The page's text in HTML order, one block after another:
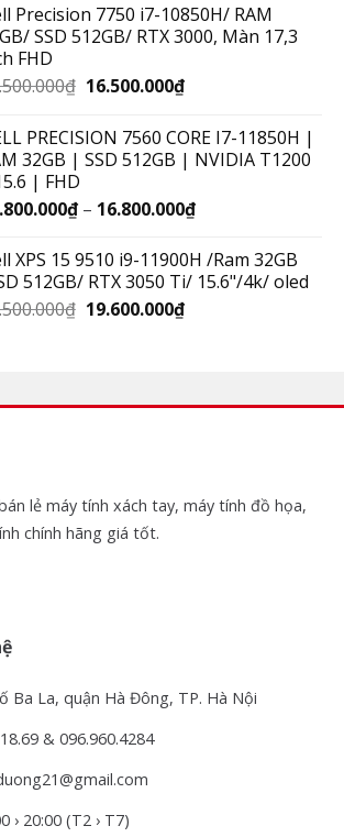
Precision 7750 i7-10850H/ RAM
SSD 512GB/ RTX 3000, Màn 17,3
FHD
₫ 16.500.000₫
PRECISION 7560 CORE I7-11850H |
32GB | SSD 512GB | NVIDIA T1200
| FHD
₫– 16.800.000₫
XPS 15 9510 i9-11900H /Ram 32GB
512GB/ RTX 3050 Ti/ 15.6"/4k/ oled
₫ 19.600.000₫
lẻ máy tính xách tay, máy tính đồ họa,
chính hãng giá tốt.
Ba La, quận Hà Đông, TP. Hà Nội
& 096.960.4284
› 20:00 (T2 › T7)